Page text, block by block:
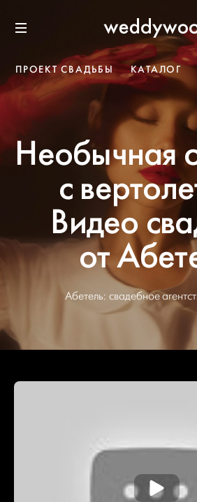
к содержанию
ПРОЕКТ СВАДЬБЫ КАТАЛОГ
Необычная
с
Видео
от
Абетель: свадебное